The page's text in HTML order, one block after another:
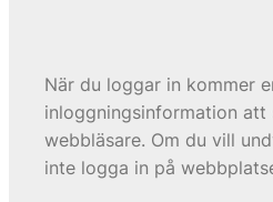
När du loggar in kommer
inloggningsinformation att
webbläsare. Om du vill
inte logga in på